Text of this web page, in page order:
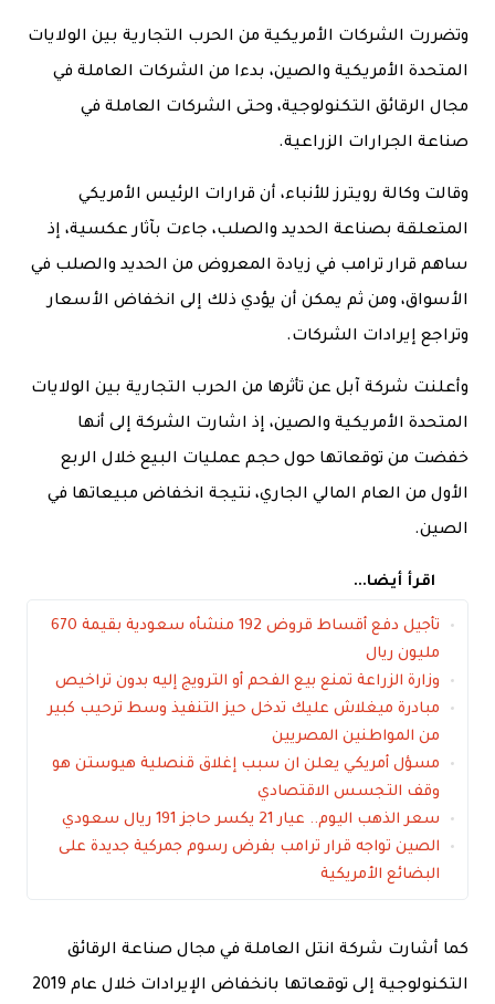
وتضررت الشركات الأمريكية من الحرب التجارية بين الولايات
المتحدة الأمريكية والصين، بدءا من الشركات العاملة في
مجال الرقائق التكنولوجية، وحتى الشركات العاملة في
صناعة الجرارات الزراعية.
وقالت وكالة رويترز للأنباء، أن قرارات الرئيس الأمريكي
المتعلقة بصناعة الحديد والصلب، جاءت بآثار عكسية، إذ
ساهم قرار ترامب في زيادة المعروض من الحديد والصلب في
الأسواق، ومن ثم يمكن أن يؤدي ذلك إلى انخفاض الأسعار
وتراجع إيرادات الشركات.
وأعلنت شركة آبل عن تأثرها من الحرب التجارية بين الولايات
المتحدة الأمريكية والصين، إذ اشارت الشركة إلى أنها
خفضت من توقعاتها حول حجم عمليات البيع خلال الربع
الأول من العام المالي الجاري، نتيجة انخفاض مبيعاتها في
الصين.
اقرأ أيضا...
تأجيل دفع أقساط قروض 192 منشأه سعودية بقيمة 670
مليون ريال
وزارة الزراعة تمنع بيع الفحم أو الترويج إليه بدون تراخيص
مبادرة ميغلاش عليك تدخل حيز التنفيذ وسط ترحيب كبير
من المواطنين المصريين
مسؤل أمريكي يعلن ان سبب إغلاق قنصلية هيوستن هو
وقف التجسس الاقتصادي
سعر الذهب اليوم.. عيار 21 يكسر حاجز 191 ريال سعودي
الصين تواجه قرار ترامب بفرض رسوم جمركية جديدة على
البضائع الأمريكية
كما أشارت شركة انتل العاملة في مجال صناعة الرقائق
التكنولوجية إلى توقعاتها بانخفاض الإيرادات خلال عام 2019